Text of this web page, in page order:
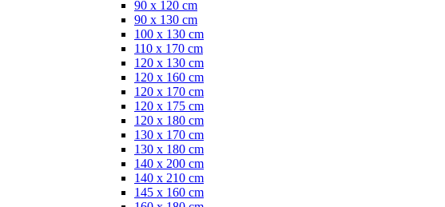
90 x 120 cm
90 x 130 cm
100 x 130 cm
110 x 170 cm
120 x 130 cm
120 x 160 cm
120 x 170 cm
120 x 175 cm
120 x 180 cm
130 x 170 cm
130 x 180 cm
140 x 200 cm
140 x 210 cm
145 x 160 cm